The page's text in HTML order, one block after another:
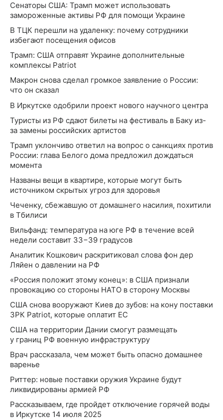
Сенаторы США: Трамп может использовать
замороженные активы РФ для помощи Украине
В ТЦК перешли на удаленку: почему сотрудники
избегают посещения офисов
Трамп: США отправят Украине дополнительные
комплексы Patriot
Макрон снова сделал громкое заявление о России:
что он сказал
В Иркутске одобрили проект нового научного центра
Туристы из РФ сдают билеты на фестиваль в Баку из-
за замены российских артистов
Трамп уклончиво ответил на вопрос о санкциях против
России: глава Белого дома предложил дождаться
момента
Названы вещи в квартире, которые могут быть
источником скрытых угроз для здоровья
Чеченку, сбежавшую от домашнего насилия, похитили
в Тбилиси
Вильфанд: температура на юге РФ в течение всей
недели составит 33−39 градусов
Аналитик Кошкович раскритиковал слова фон дер
Ляйен о давлении на РФ
«Россия положит этому конец»: в США признали
провокацию со стороны НАТО в сторону Москвы
США снова вооружают Киев до зубов: на кону поставки
ЗРК Patriot, которые оплатит ЕС
США на территории Дании смогут размещать
у границ РФ военную инфраструктуру
Врач рассказала, чем может быть опасно домашнее
варенье
Риттер: новые поставки оружия Украине будут
ликвидированы армией РФ
Рассказываем, где пройдет отключение горячей воды
в Иркутске 14 июля 2025